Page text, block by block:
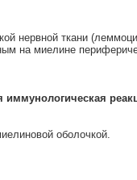
нервной ткани
на миелине
иммунологическая
оболочкой.